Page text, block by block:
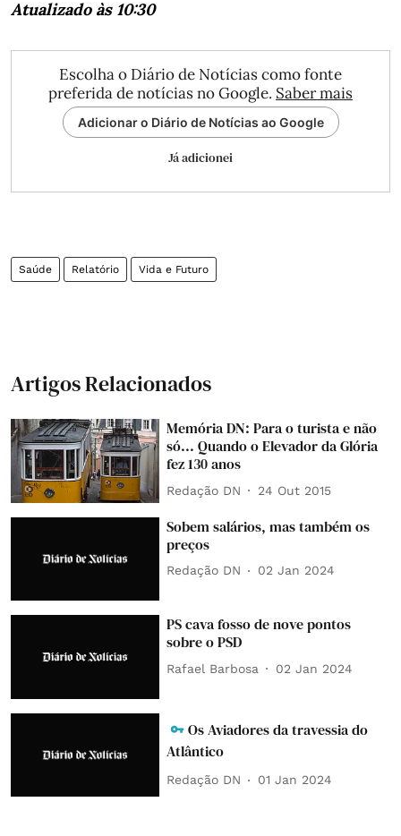
Atualizado às 10:30
Escolha o Diário de Notícias como fonte
preferida de notícias no Google. Saber mais
Adicionar o Diário de Notícias ao Google
Já adicionei
Saúde Relatório Vida e Futuro
Artigos Relacionados
Memória DN: Para o turista e não
só... Quando o Elevador da Glória
fez 130 anos
Redação DN 24 Out 2015
Sobem salários, mas também os
preços
Redação DN 02 Jan 2024
PS cava fosso de nove pontos
sobre o PSD
Rafael Barbosa 02 Jan 2024
Os Aviadores da travessia do
Atlântico
Redação DN 01 Jan 2024